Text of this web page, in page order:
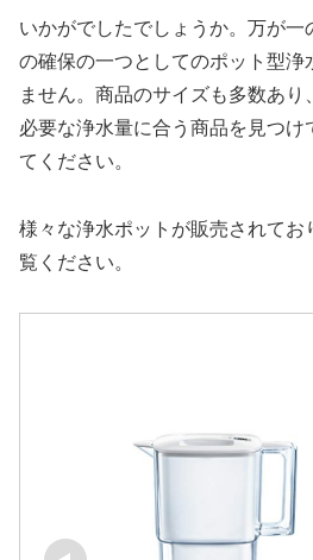
いかがでしたでしょうか。万が一
の確保の一つとしてのポット型浄
ません。商品のサイズも多数あり
必要な浄水量に合う商品を見つけ
てください。
様々な浄水ポットが販売されてお
覧ください。